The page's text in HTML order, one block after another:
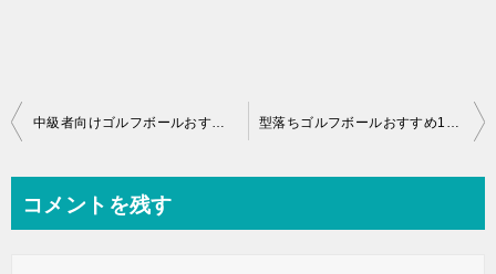
投
ビ
中級者向けゴルフボールおすすめ15選～ワンランク上のゴルフをするために～ 型落ちゴルフボールおすすめ10選～人気シリーズが一気に値下げ～
コメントを残す